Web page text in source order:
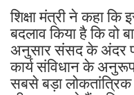
शिक्षा मंत्री ने कहा
बदलाव किया है कि वो
अनुसार संसद के अंदर
कार्य संविधान के
सबसे बड़ा